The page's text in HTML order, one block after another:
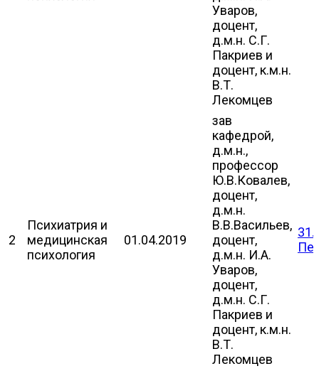
Уваров,
доцент,
д.м.н. С.Г.
Пакриев и
доцент, к.м.н.
В.Т.
Лекомцев
2
Психиатрия и
медицинская
психология
01.04.2019
зав
кафедрой,
д.м.н.,
профессор
Ю.В.Ковалев,
доцент,
д.м.н.
В.В.Васильев,
доцент,
д.м.н. И.А.
Уваров,
доцент,
д.м.н. С.Г.
Пакриев и
доцент, к.м.н.
В.Т.
Лекомцев